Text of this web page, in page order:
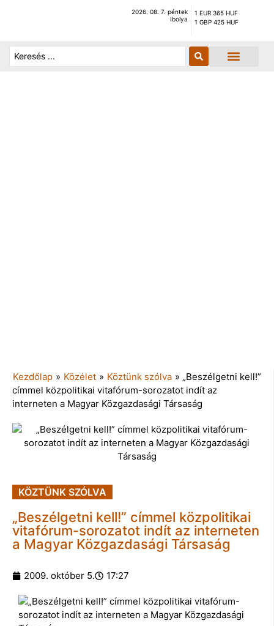
2026. 08. 7. péntek
Ibolya
1 EUR 365 HUF
1 GBP 425 HUF
Kezdőlap » Közélet » Köztünk szólva » „Beszélgetni kell!”
címmel közpolitikai vitafórum-sorozatot indít az
interneten a Magyar Közgazdasági Társaság
KÖZTÜNK SZÓLVA
„Beszélgetni kell!” címmel közpolitikai
vitafórum-sorozatot indít az interneten
a Magyar Közgazdasági Társaság
2009. október 5. 17:27